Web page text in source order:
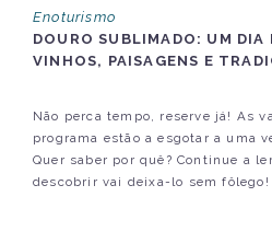
Enoturismo
DOURO SUBLIMADO: UM DIA
VINHOS, PAISAGENS E
Não perca tempo, reserve já! As
programa estão a esgotar a uma
Quer saber por quê? Continue a
descobrir vai deixa-lo sem fôlego!